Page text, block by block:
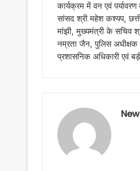
कार्यक्रम में वन एवं
सांसद श्री महेश कश्यप,
मांझी, मुख्यमंत्री के सचिव
नम्रता जैन, पुलिस अधीक्षक
प्रशासनिक अधिकारी एवं